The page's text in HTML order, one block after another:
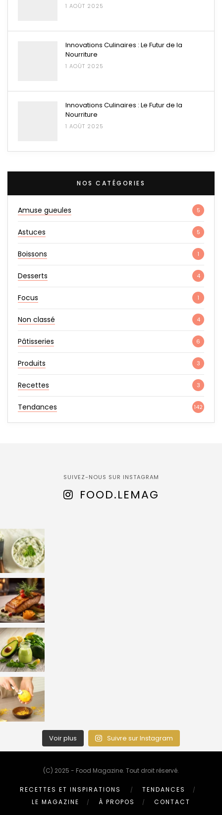
1 AOÛT 2025
Innovations Culinaires : Le Futur de la
Nourriture
1 AOÛT 2025
Innovations Culinaires : Le Futur de la
Nourriture
1 AOÛT 2025
NOS CATÉGORIES
Amuse gueules 5
Astuces 5
Boissons 1
Desserts 4
Focus 1
Non classé 4
Pâtisseries 6
Produits 3
Recettes 3
Tendances 142
SUIVEZ-NOUS SUR INSTAGRAM
FOOD.LEMAG
Voir plus Suivre sur Instagram
(C) 2025 - Food Magazine. Tout droit réservé.
RECETTES ET INSPIRATIONS
TENDANCES
LE MAGAZINE
À PROPOS CONTACT